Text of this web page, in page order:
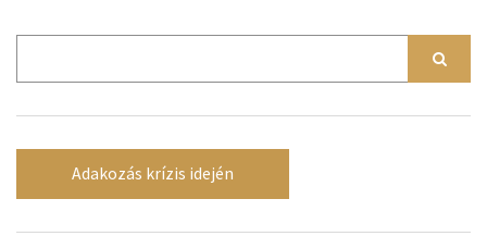
Adakozás krízis idején